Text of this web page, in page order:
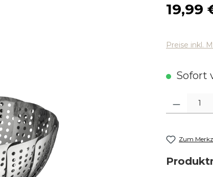
19,99
Preise inkl.
Sofort
Produkt
Zum